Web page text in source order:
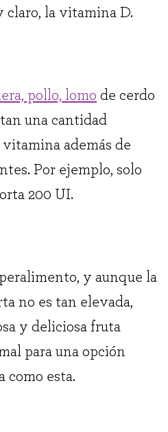
claro, la vitamina D.
pollo, lomo de cerdo
una cantidad
además de
Por ejemplo, solo
200 UI.
y aunque la
no es tan elevada,
y deliciosa fruta
para una opción
esta.